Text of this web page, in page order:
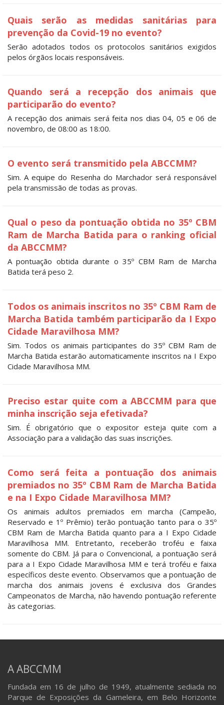
Quais serão as medidas sanitárias para
prevenção da Covid-19 no evento?
Serão adotados todos os protocolos sanitários exigidos
pelos órgãos locais responsáveis.
Quando será a recepção dos animais que
participarão do evento?
A recepção dos animais será feita nos dias 04, 05 e 06 de
novembro, de 08:00 as 18:00.
O evento será transmitido pela ABCCMM?
Sim. A equipe do Resenha do Marchador será responsável
pela transmissão de todas as provas.
Qual o peso da pontuação obtida no 35º CBM
Ram de Marcha Batida para o ranking oficial
da ABCCMM?
A pontuação obtida durante o 35º CBM Ram de Marcha
Batida terá peso 2.
Todos os animais inscritos no 35º CBM Ram de
Marcha Batida também participarão da I Expo
Cidade Maravilhosa MM?
Sim. Todos os animais participantes do 35º CBM Ram de
Marcha Batida estarão automaticamente inscritos na I Expo
Cidade Maravilhosa MM.
Preciso estar quite com a ABCCMM para que
minha inscrição seja efetivada?
Sim. É obrigatório que o expositor esteja quite com a
Associação para a validação das suas inscrições.
Como será feita a pontuação dos animais
premiados no 35º CBM Ram de Marcha Batida
e na I Expo Cidade Maravilhosa MM?
Os animais adultos premiados em marcha (Campeão,
Reservado e 1º Prêmio) terão pontuação tanto para o 35º
CBM Ram de Marcha Batida quanto para a I Expo Cidade
Maravilhosa MM. Entretanto, receberão troféu e faixa
somente do CBM. Já para o Convencional, a pontuação será
para a I Expo Cidade Maravilhosa MM e terá troféu e faixa
específicos deste evento. Observamos que a pontuação de
marcha dos animais jovens é exclusiva dos Grandes
Campeonatos de Marcha, não havendo pontuação referente
às categorias.
A ABCCMM
Fundada em 16 de julho de 1949, atualmente sediada no
Parque de Exposições da Gameleira, em Belo Horizonte